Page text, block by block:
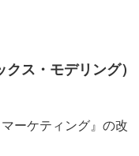
ス・モデリング）
ーケティング』の改